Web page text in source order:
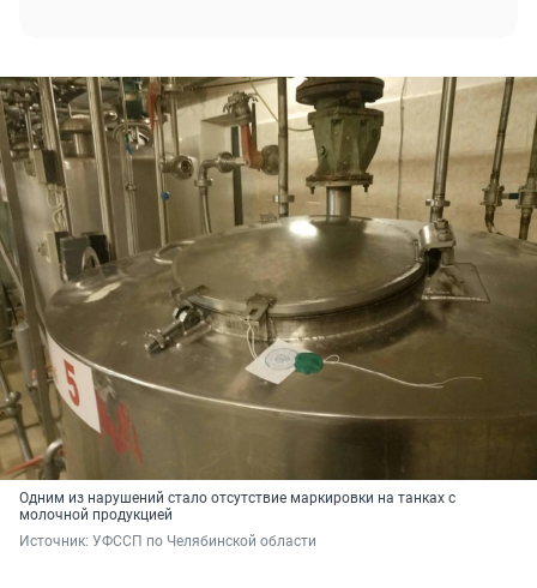
Одним из нарушений стало отсутствие маркировки на танках с
молочной продукцией
Источник: УФССП по Челябинской области